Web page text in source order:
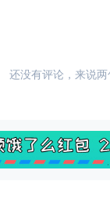
还没有评论，来说